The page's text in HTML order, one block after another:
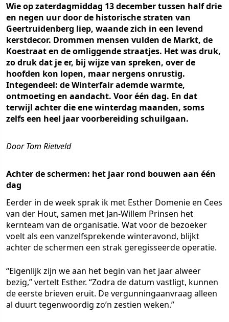
Wie op zaterdagmiddag 13 december tussen half drie
en negen uur door de historische straten van
Geertruidenberg liep, waande zich in een levend
kerstdecor. Drommen mensen vulden de Markt, de
Koestraat en de omliggende straatjes. Het was druk,
zo druk dat je er, bij wijze van spreken, over de
hoofden kon lopen, maar nergens onrustig.
Integendeel: de Winterfair ademde warmte,
ontmoeting en aandacht. Voor één dag. En dat
terwijl achter die ene winterdag maanden, soms
zelfs een heel jaar voorbereiding schuilgaan.
Door Tom Rietveld
Achter de schermen: het jaar rond bouwen aan één
dag
Eerder in de week sprak ik met Esther Domenie en Cees
van der Hout, samen met Jan-Willem Prinsen het
kernteam van de organisatie. Wat voor de bezoeker
voelt als een vanzelfsprekende winteravond, blijkt
achter de schermen een strak geregisseerde operatie.
“Eigenlijk zijn we aan het begin van het jaar alweer
bezig,” vertelt Esther. “Zodra de datum vastligt, kunnen
de eerste brieven eruit. De vergunningaanvraag alleen
al duurt tegenwoordig zo’n zestien weken.”